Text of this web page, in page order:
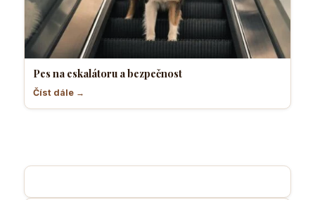
Pes na eskalátoru a bezpečnost
Číst dále →